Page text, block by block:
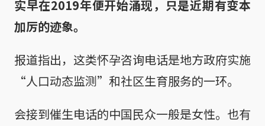
实早在2019年便开始涌现，只是近期有变本
加厉的迹象。
报道指出，这类怀孕咨询电话是地方政府实施
“人口动态监测”和社区生育服务的一环。
会接到催生电话的中国民众一般是女性。也有